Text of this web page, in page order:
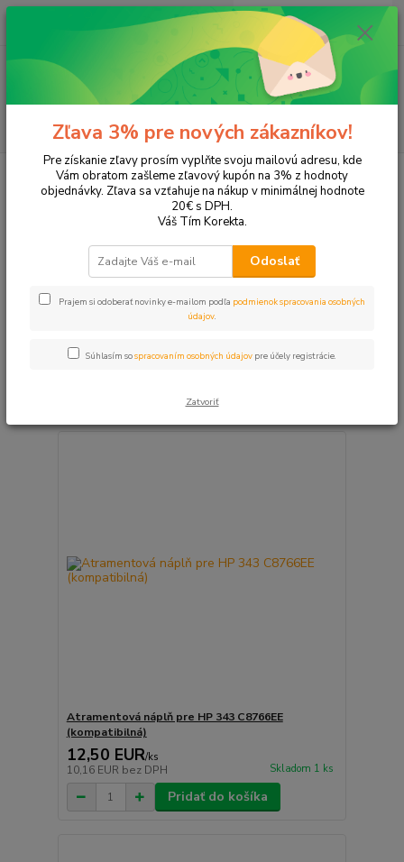
Hľadať
ks
za 0,00 EUR
Tonery a náplne do tlačiarní Hewlett Packard
HP Photosmart
Photosmart 2610
Photosmart 2610
Upresniť parametre
strana
Atramentová náplň pre HP 343 C8766EE
(kompatibilná)
12,50 EUR/ks
10,16 EUR bez DPH Skladom 1 ks
Pridať do košíka
Zľava 3% pre nových zákazníkov!
Pre získanie zľavy prosím vyplňte svoju mailovú adresu, kde
Vám obratom zašleme zľavový kupón na 3% z hodnoty
objednávky. Zľava sa vzťahuje na nákup v minimálnej hodnote
20€ s DPH.
Váš Tím Korekta.
Odoslať
Prajem si odoberať novinky e-mailom podľa podmienok spracovania osobných
údajov.
Súhlasím sospracovaním osobných údajov pre účely registrácie.
Zatvoriť